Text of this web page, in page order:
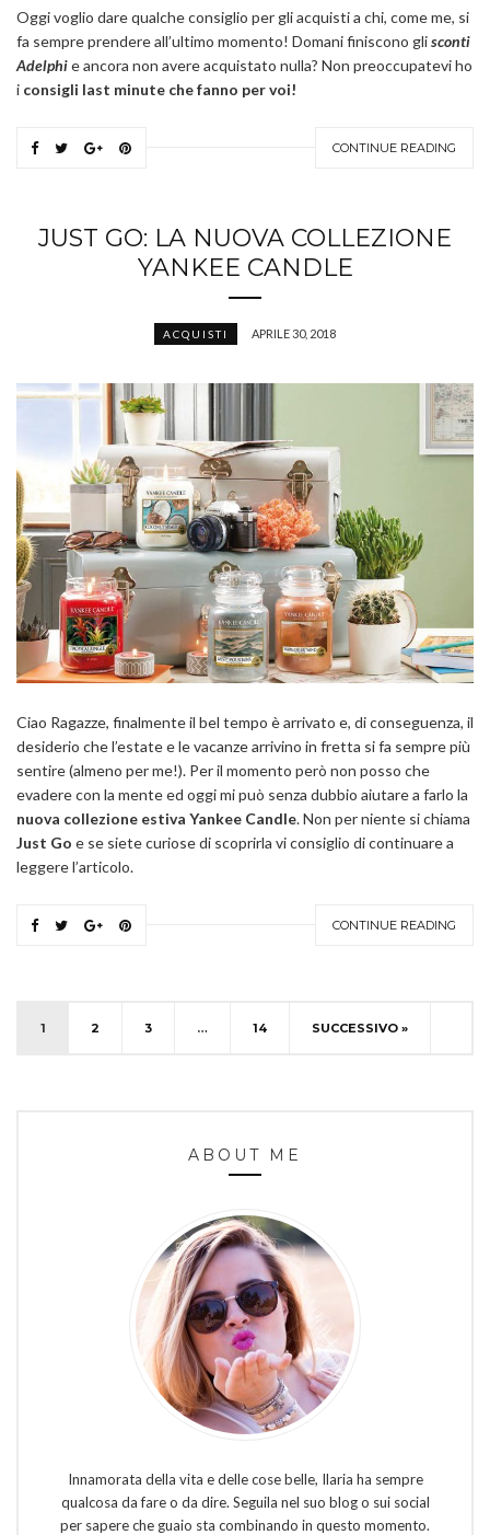
Oggi voglio dare qualche consiglio per gli acquisti a chi, come me, si
fa sempre prendere all’ultimo momento! Domani finiscono glisconti
Adelphie ancora non avere acquistato nulla? Non preoccupatevi ho
i consigli last minute che fanno per voi!
CONTINUE READING
JUST GO: LA NUOVA COLLEZIONE
YANKEE CANDLE
ACQUISTI APRILE 30, 2018
Ciao Ragazze, finalmente il bel tempo è arrivato e, di conseguenza, il
desiderio che l’estate e le vacanze arrivino in fretta si fa sempre più
sentire (almeno per me!). Per il momento però non posso che
evadere con la mente ed oggi mi può senza dubbio aiutare a farlo la
nuova collezione estiva Yankee Candle. Non per niente si chiama
Just Go e se siete curiose di scoprirla vi consiglio di continuare a
leggere l’articolo.
CONTINUE READING
1 2 3 … 14 SUCCESSIVO »
ABOUT ME
Innamorata della vita e delle cose belle, Ilaria ha sempre
qualcosa da fare o da dire. Seguila nel suo blog o sui social
per sapere che guaio sta combinando in questo momento.